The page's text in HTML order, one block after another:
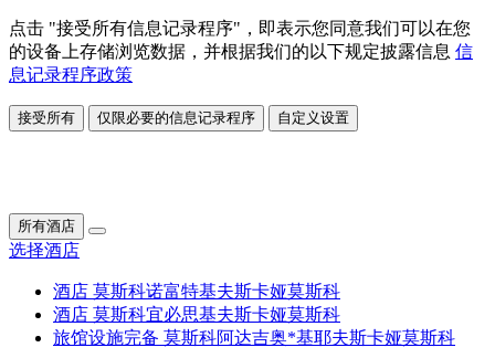
点击 "接受所有信息记录程序"，即表示您同意我们可以在您
的设备上存储浏览数据，并根据我们的以下规定披露信息 信
息记录程序政策
接受所有 仅限必要的信息记录程序 自定义设置
所有酒店
选择酒店
酒店 莫斯科诺富特基夫斯卡娅莫斯科
酒店 莫斯科宜必思基夫斯卡娅莫斯科
旅馆设施完备 莫斯科阿达吉奥*基耶夫斯卡娅莫斯科